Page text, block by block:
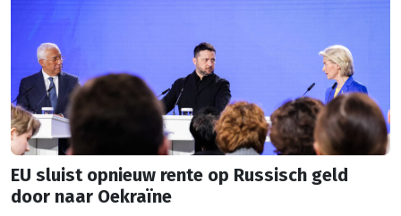
EU sluist opnieuw rente op Russisch geld
door naar Oekraïne